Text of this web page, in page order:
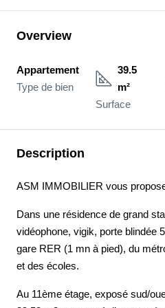
Overview
Appartement
Type de bien
39.5
m²
Surface
Description
ASM IMMOBILIER vous
Dans une résidence de grand
vidéophone, vigik, porte blindée
gare RER (1 mn à pied), du
et des écoles.
Au 11ème étage, exposé sud/